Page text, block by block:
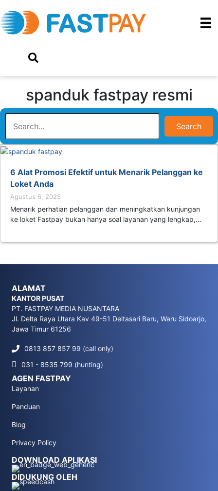
spanduk fastpay resmi
Search
6 Alat Promosi Efektif untuk Menarik Pelanggan ke
Loket Anda
Agustus 6, 2025
Menarik perhatian pelanggan dan meningkatkan kunjungan
ke loket Fastpay bukan hanya soal layanan yang lengkap,…
ALAMAT
KANTOR PUSAT
PT. FASTPAY MEDIA NUSANTARA
Jl. Delta Raya Utara Kav 49-51 Deltasari Baru, Waru Sidoarjo,
Jawa Timur 61256
0813 857 857 99 (call only)
031 - 8535 799 (hunting)
AGEN FASTPAY
Layanan
Panduan
Blog
Privacy Policy
DOWNLOAD APLIKASI
DIDUKUNG OLEH